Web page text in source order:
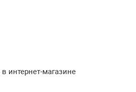
интернет-магазине